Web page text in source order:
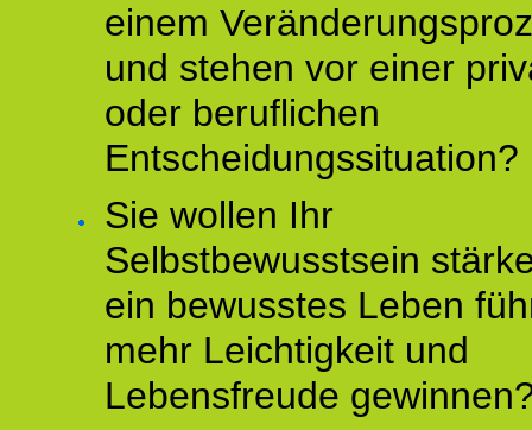
einem
und stehen vor einer
oder beruflichen
Entscheidungssituation?
Sie wollen Ihr
Selbstbewusstsein
ein bewusstes Leben
mehr Leichtigkeit und
Lebensfreude